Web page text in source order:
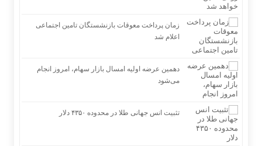
زمان پرداخت معوقات بازنشستگان تامین اجتماعی
اعلام شد
دهمین عرضه اولیه امسال بازار سهام، امروز انجام
می‌شود
تثبیت انس جهانی طلا در محدوده ۴۳۵۰ دلار